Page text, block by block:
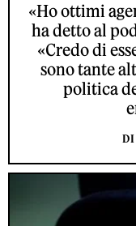
«Ho ottimi
ha detto al
«Credo di
sono tante
politica
DI